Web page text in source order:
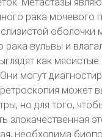
рака мочевого
оболочки
рака вульвы и
как мясистые
могут
может
но для того,
злокачественная
необходима